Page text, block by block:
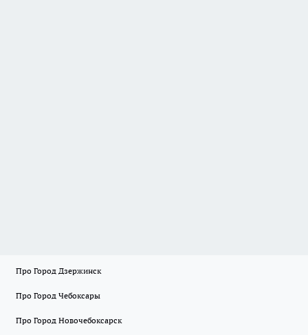
Про Город Дзержинск
Про Город Чебоксары
Про Город Новочебоксарск